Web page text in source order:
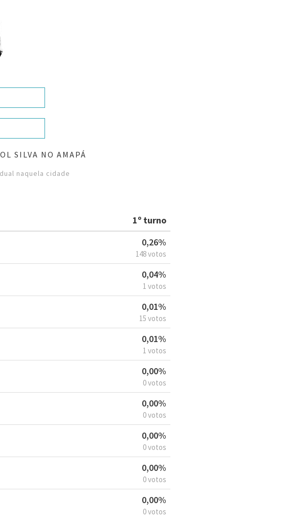
SILVA NO AMAPÁ
naquela cidade
1º turno
0,26%
148 votos
0,04%
1 votos
0,01%
15 votos
0,01%
1 votos
0,00%
0 votos
0,00%
0 votos
0,00%
0 votos
0,00%
0 votos
0,00%
0 votos